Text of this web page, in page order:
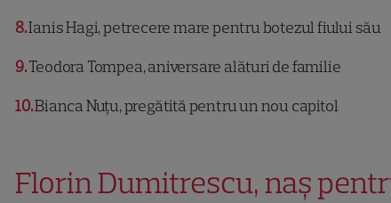
8Ianis Hagi, petrecere mare pentru botezul fiului său
9Teodora Tompea, aniversare alături de familie
10Bianca Nuțu, pregătită pentru un nou capitol
Florin Dumitrescu, naș